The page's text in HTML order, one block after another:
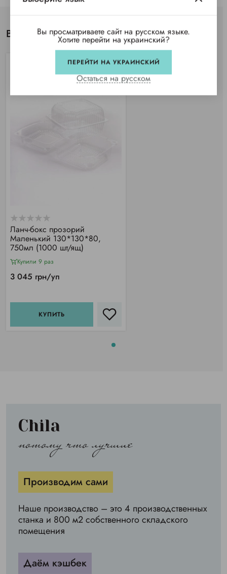
Вы просматривали
Ланч-бокс прозорий
Маленький 130*130*80,
750мл (1000 шт/ящ)
Купили 9 раз
3 045 грн/уп
КУПИТЬ
Chila
потому что лучшие
Производим сами
Наше производство – это 4 производственных
станка и 800 м2 собственного складского
помещения
Даём кэшбек
Вы просматриваете сайт на русском языке.
Хотите перейти на украинский?
ПЕРЕЙТИ НА УКРАИНСКИЙ
Остаться на русском